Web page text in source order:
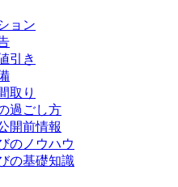
ョン
引き
取り
過ごし方
開前情報
のノウハウ
の基礎知識